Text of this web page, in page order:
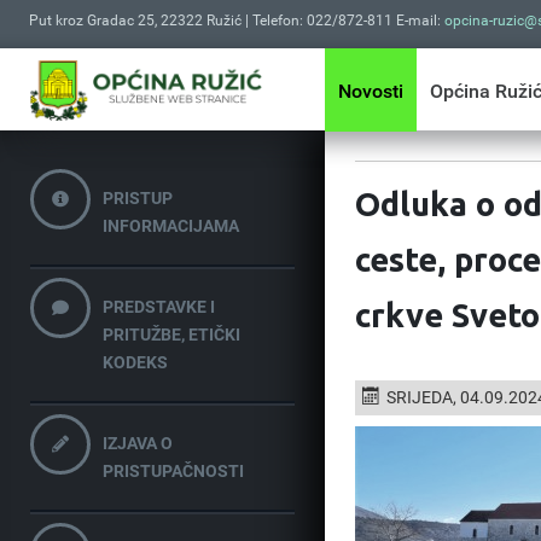
Put kroz Gradac 25, 22322 Ružić | Telefon: 022/872-811 E-mail: opcina-
Novosti Općina
PRISTUP
INFORMACIJAMA
PREDSTAVKE I
PRITUŽBE, ETIČKI
KODEKS
IZJAVA O
PRISTUPAČNOSTI
Odluka o
ceste,
crkve
SRIJEDA,